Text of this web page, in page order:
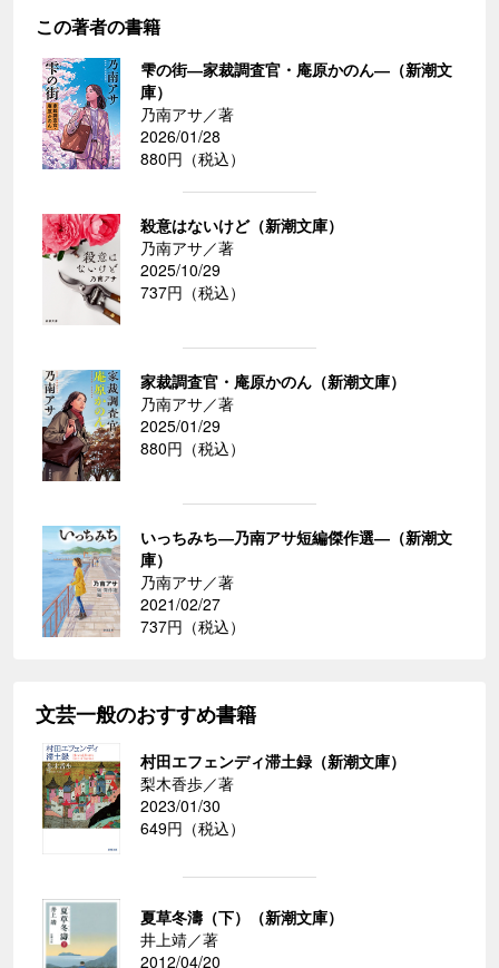
この著者の書籍
雫の街―家裁調査官・庵原かのん―（新潮文
庫）
乃南アサ／著
2026/01/28
880円（税込）
殺意はないけど（新潮文庫）
乃南アサ／著
2025/10/29
737円（税込）
家裁調査官・庵原かのん（新潮文庫）
乃南アサ／著
2025/01/29
880円（税込）
いっちみち―乃南アサ短編傑作選―（新潮文
庫）
乃南アサ／著
2021/02/27
737円（税込）
文芸一般のおすすめ書籍
村田エフェンディ滞土録（新潮文庫）
梨木香歩／著
2023/01/30
649円（税込）
夏草冬濤（下）（新潮文庫）
井上靖／著
2012/04/20